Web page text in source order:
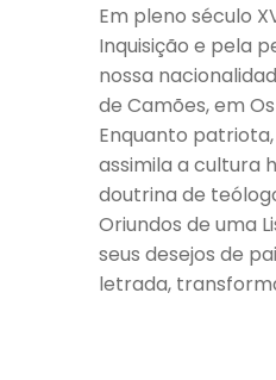
Em pleno século
Inquisição e pela
nossa
de Camões, em
Enquanto
assimila a cultura
doutrina de
Oriundos de uma
seus desejos de
letrada,